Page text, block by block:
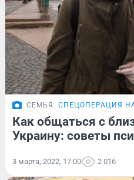
СЕМЬЯ СПЕЦОПЕРАЦИЯ
Как общаться с
Украину: советы
3 марта, 2022, 17:00 2 016